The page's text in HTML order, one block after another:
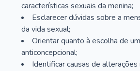
características sexuais da menina;
Esclarecer dúvidas sobre a
da vida sexual;
Orientar quanto à escolha de
anticoncepcional;
Identificar causas de alterações